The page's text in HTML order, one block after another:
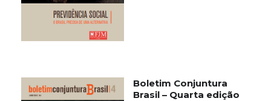
Boletim Conjuntura
Brasil – Quarta edição